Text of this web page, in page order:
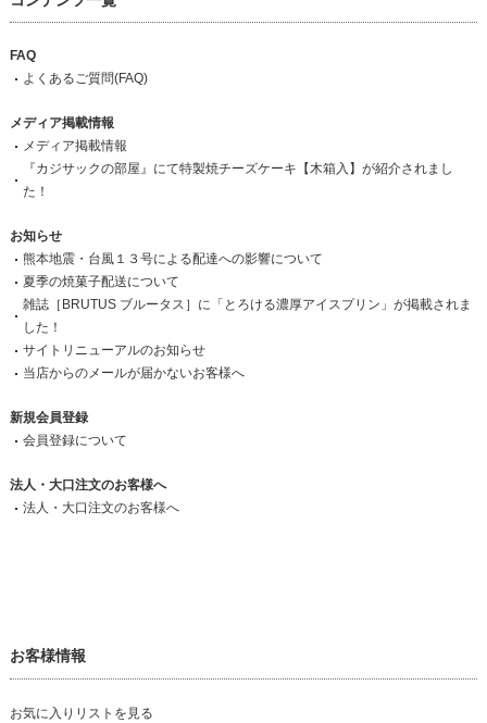
FAQ
よくあるご質問(FAQ)
メディア掲載情報
メディア掲載情報
『カジサックの部屋』にて特製焼チーズケーキ【木箱入】が紹介されまし
た！
お知らせ
熊本地震・台風１３号による配達への影響について
夏季の焼菓子配送について
雑誌［BRUTUS ブルータス］に「とろける濃厚アイスプリン」が掲載されま
した！
サイトリニューアルのお知らせ
当店からのメールが届かないお客様へ
新規会員登録
会員登録について
法人・大口注文のお客様へ
法人・大口注文のお客様へ
お客様情報
お気に入りリストを見る